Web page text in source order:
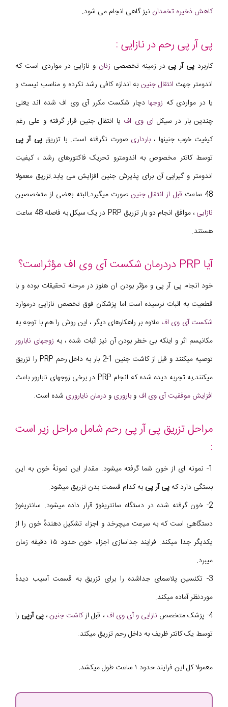
کاهش ذخیره تخمدان نیز گاهی انجام می شود.
پی آر پی رحم در نازایی :
کاربرد پی آر پی در زمینه تخصصی زنان و نازایی در مواردی است که
اندومتر جهت انتقال جنین به اندازه کافی رشد نکرده و مناسب نیست و
یا در مواردی که زوجها دچار شکست مکرر آی وی اف شده اند یعنی
چندین بار در سیکل ای وی اف یا انتقال جنین قرار گرفته و علی رغم
کیفیت خوب جنینها ، بارداری صورت نگرفته است. با تزریق پی آر پی
توسط کاتتر مخصوص به اندومترو تحریک فاکتورهای رشد ، کیفیت
اندومتر و گیرایی آن برای پذیرش جنین افزایش می یابد.تزریق معمولا
48 ساعت
قبل از انتقال جنین صورت میگیرد.البته بعضی از متخصصین
نازایی
، موافق انجام دو بار تزریق PRP در یک سیکل به فاصله 48 ساعت
هستند.
آیا PRP دردرمان شکست آی وی اف مؤثراست؟
خود انجام پی آر پی و مؤثر بودن ان هنوز در مرحله تحقیقات بوده و با
قطعیت به اثبات نرسیده است.اما پزشکان فوق تخصص نازایی درموارد
شکست آی وی اف علاوه بر راهکارهای دیگر ، این روش را هم با توجه به
مکانیسم اثر و اینکه بی خطر بودن آن نیز اثبات شده ، به زوجهای نابارور
توصیه میکنند و قبل از کاشت جنین 1-2 بار به داخل رحم PRP را تزریق
میکنند.به تجربه دیده شده که انجام PRP در برخی زوجهای نابارور باعث
افزایش موفقیت آی وی اف و باروری و درمان نایاروری شده است.
مراحل تزریق پی آر پی رحم شامل مراحل زیر است
:
1- نمونه ای از خون شما گرفته میشود. مقدار این نمونهٔ خون به این
بستگی دارد که پی آر پی به کدام قسمت بدن تزریق میشود.
2- خون گرفته شده در دستگاه سانتریفوژ قرار داده میشود. سانتریفوژ
دستگاهی است که به سرعت میچرخد و اجزاء تشکیل دهندهٔ خون را از
یکدیگر جدا میکند. فرایند جداسازی اجزاء خون حدود ۱۵ دقیقه زمان
میبرد.
3- تکنسین پلاسمای جداشده را برای تزریق به قسمت آسیب دیدهٔ
موردنظر آماده میکند.
4- پزشک متخصص
نازایی و آی وی اف، قبل ازکاشت جنین، پی آرپی را
توسط یک کاتتر ظریف به داخل رحم تزریق میکند.
معمولا کل این فرایند حدود ۱ ساعت طول میکشد.